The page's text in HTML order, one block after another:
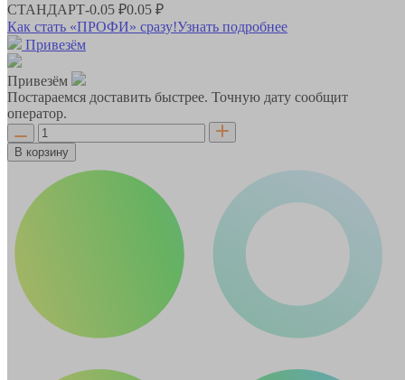
СТАНДАРТ-0.05 ₽0.05 ₽
Как стать «ПРОФИ» сразу!Узнать подробнее
Привезём
Привезём
Постараемся доставить быстрее. Точную дату сообщит
оператор.
В корзину